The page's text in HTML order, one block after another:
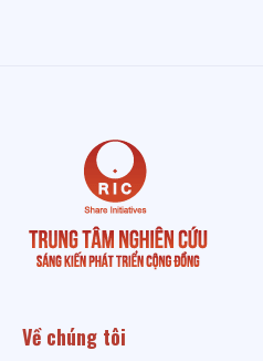
Về chúng tôi